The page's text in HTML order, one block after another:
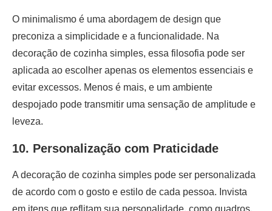
O minimalismo é uma abordagem de design que
preconiza a simplicidade e a funcionalidade. Na
decoração de cozinha simples, essa filosofia pode ser
aplicada ao escolher apenas os elementos essenciais e
evitar excessos. Menos é mais, e um ambiente
despojado pode transmitir uma sensação de amplitude e
leveza.
10. Personalização com Praticidade
A decoração de cozinha simples pode ser personalizada
de acordo com o gosto e estilo de cada pessoa. Invista
em itens que reflitam sua personalidade, como quadros,